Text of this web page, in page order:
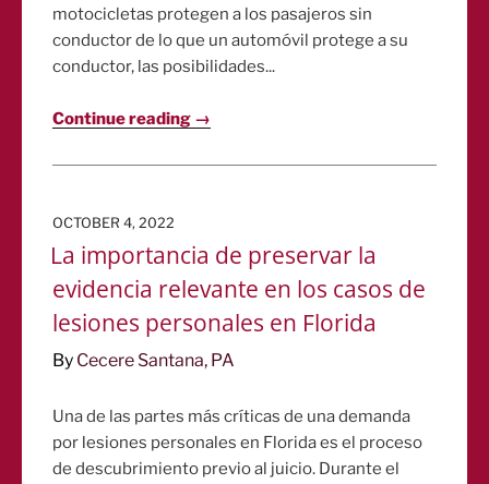
motocicletas protegen a los pasajeros sin
conductor de lo que un automóvil protege a su
conductor, las posibilidades...
Continue reading →
POSTED
OCTOBER 4, 2022
La importancia de preservar la
evidencia relevante en los casos de
lesiones personales en Florida
By Cecere Santana, PA
Una de las partes más críticas de una demanda
por lesiones personales en Florida es el proceso
de descubrimiento previo al juicio. Durante el